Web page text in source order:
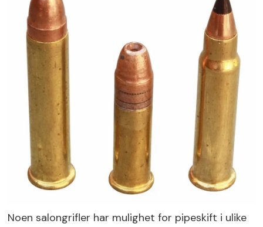
Noen salongrifler har mulighet for pipeskift i ulike